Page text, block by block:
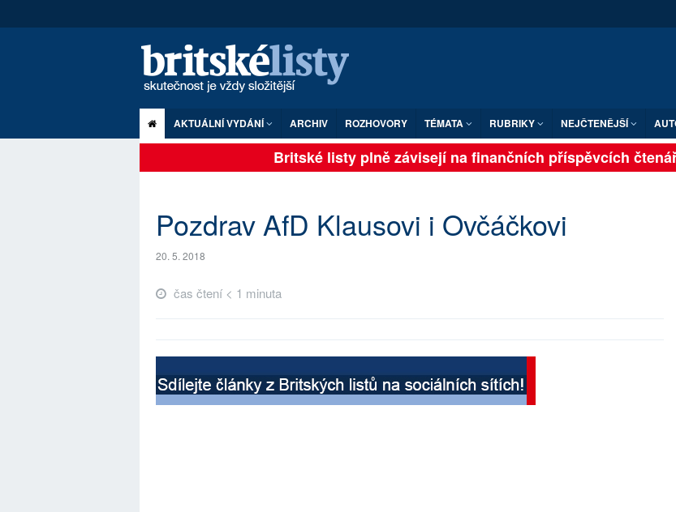
AKTUÁLNÍ VYDÁNÍ ARCHIV ROZHOVORY TÉMATA RUBRIKY NEJČTENĚJŠÍ
Britské listy plně závisejí na finančních příspěvcích
Pozdrav AfD Klausovi i Ovčáčkovi
20. 5. 2018
čas čtení < 1 minuta